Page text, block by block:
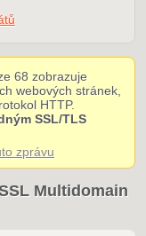
68 zobrazuje
webových stránek,
HTTP.
SSL/TLS
zprávu
Multidomain